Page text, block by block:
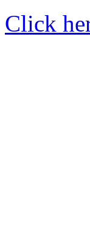
Click